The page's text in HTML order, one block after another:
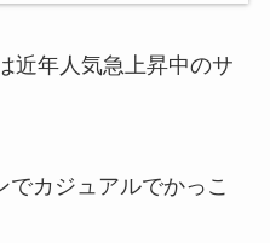
近年人気急上昇中のサ
カジュアルでかっこ